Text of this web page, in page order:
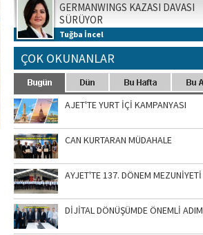
GERMANWINGS KAZASI DAVASI
SÜRÜYOR
Tuğba İncel
ÇOK OKUNANLAR
AJET'TE YURT İÇİ KAMPANYASI
CAN KURTARAN MÜDAHALE
AYJET'TE 137. DÖNEM MEZUNİYETİ
DİJİTAL DÖNÜŞÜMDE ÖNEMLİ ADIM